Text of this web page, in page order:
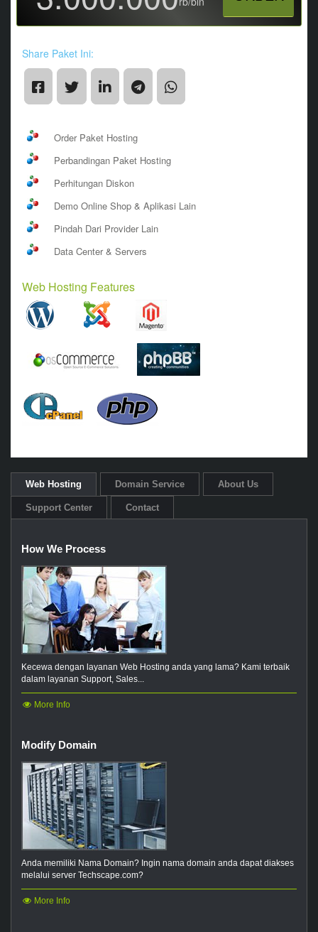
Share Paket Ini:
Order Paket Hosting
Perbandingan Paket Hosting
Perhitungan Diskon
Demo Online Shop & Aplikasi Lain
Pindah Dari Provider Lain
Data Center & Servers
Web Hosting Features
Web Hosting Domain Service About Us
Support Center Contact
How We Process
Kecewa dengan layanan Web Hosting anda yang lama? Kami terbaik
dalam layanan Support, Sales...
More Info
Modify Domain
Anda memiliki Nama Domain? Ingin nama domain anda dapat diakses
melalui server Techscape.com?
More Info